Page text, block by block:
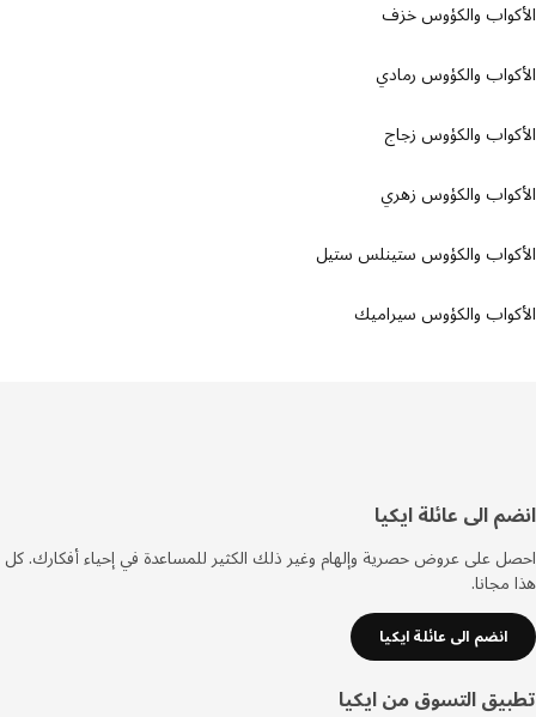
والكؤوس خزف
والكؤوس رمادي
والكؤوس زجاج
والكؤوس زهري
والكؤوس ستينلس ستيل
والكؤوس سيراميك
الى عائلة ايكيا
على عروض حصرية وإلهام وغير ذلك الكثير للمساعدة في إحياء أفكارك. كل
انضم الى عائلة ايكيا
التسوق من ايكيا